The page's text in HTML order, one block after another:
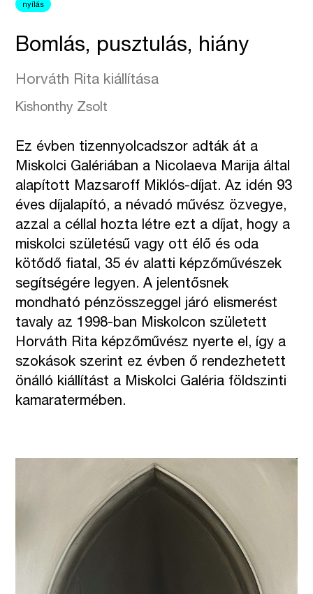
nyílás
Bomlás, pusztulás, hiány
Horváth Rita kiállítása
Kishonthy Zsolt
Ez évben tizennyolcadszor adták át a
Miskolci Galériában a Nicolaeva Marija által
alapított Mazsaroff Miklós-díjat. Az idén 93
éves díjalapító, a névadó művész özvegye,
azzal a céllal hozta létre ezt a díjat, hogy a
miskolci születésű vagy ott élő és oda
kötődő fiatal, 35 év alatti képzőművészek
segítségére legyen. A jelentősnek
mondható pénzösszeggel járó elismerést
tavaly az 1998-ban Miskolcon született
Horváth Rita képzőművész nyerte el, így a
szokások szerint ez évben ő rendezhetett
önálló kiállítást a Miskolci Galéria földszinti
kamaratermében.